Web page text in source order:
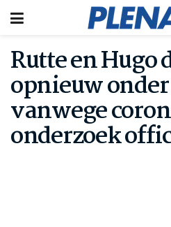
Rutte en Hugo
opnieuw
vanwege
onderzoek